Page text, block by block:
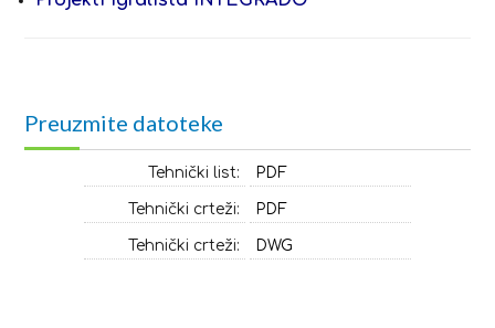
Preuzmite datoteke
Tehnički list: PDF
Tehnički crteži: PDF
Tehnički crteži: DWG